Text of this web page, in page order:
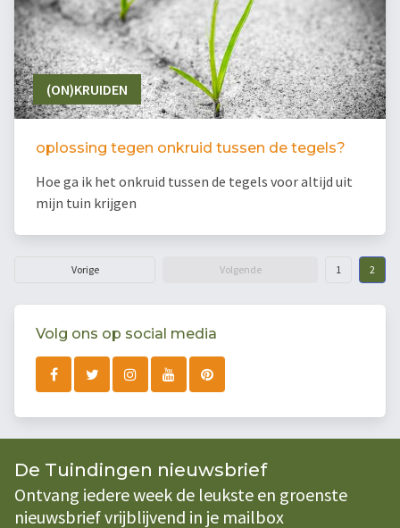
(ON)KRUIDEN
oplossing tegen onkruid tussen de tegels?
Hoe ga ik het onkruid tussen de tegels voor altijd uit
mijn tuin krijgen
Vorige Volgende 1 2
Volg ons op social media
De Tuindingen nieuwsbrief
Ontvang iedere week de leukste en groenste
nieuwsbrief vrijblijvend in je mailbox